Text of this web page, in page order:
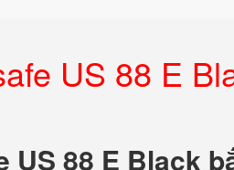
US 88 E
88 E Black